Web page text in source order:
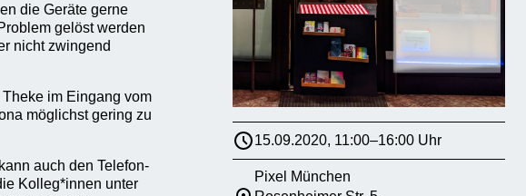
die Geräte gerne
gelöst werden
nicht zwingend
im Eingang vom
möglichst gering zu
auch den Telefon-
Kolleg*innen unter
15.09.2020, 11:00–16:00 Uhr
Pixel München